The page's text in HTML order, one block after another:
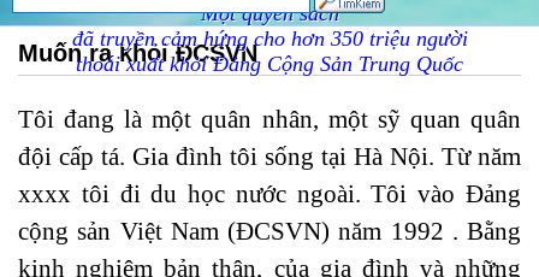
Một quyển sách
đã truyền cảm hứng cho hơn 350 triệu người
thoái xuất khỏi Đảng Cộng Sản Trung Quốc
Muốn ra khỏi ĐCSVN
Tôi đang là một quân nhân, một sỹ quan quân
đội cấp tá. Gia đình tôi sống tại Hà Nội. Từ năm
xxxx tôi đi du học nước ngoài. Tôi vào Đảng
cộng sản Việt Nam (ĐCSVN) năm 1992 . Bằng
kinh nghiệm bản thân, của gia đình và những